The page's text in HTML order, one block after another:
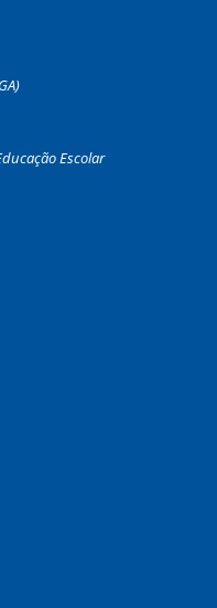
Escolar